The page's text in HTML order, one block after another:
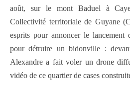
août, sur le mont Baduel à
Collectivité territoriale de Guyane
esprits pour annoncer le lancement
pour détruire un bidonville :
Alexandre a fait voler un drone
vidéo de ce quartier de cases